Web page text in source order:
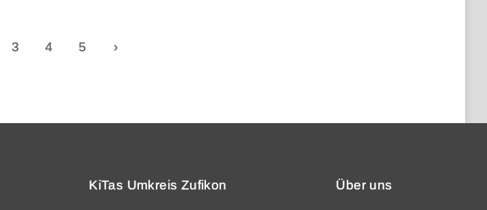
3 4 5 ›
KiTas Umkreis Zufikon Über uns